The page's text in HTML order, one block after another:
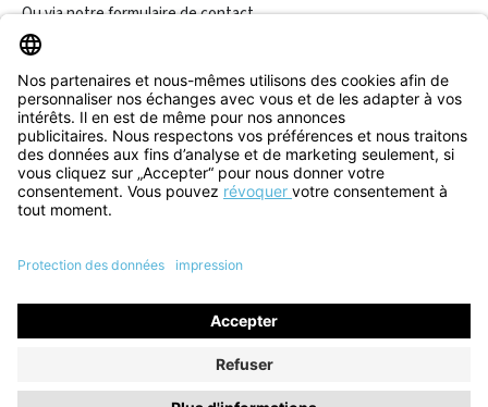
Ou via notreformulaire de contact.
Révoquer un contrat
Informations
Aide & Contact
Tous les prix incluent la TVA plus les
éventuels frais de livraison, sauf indication contraire.